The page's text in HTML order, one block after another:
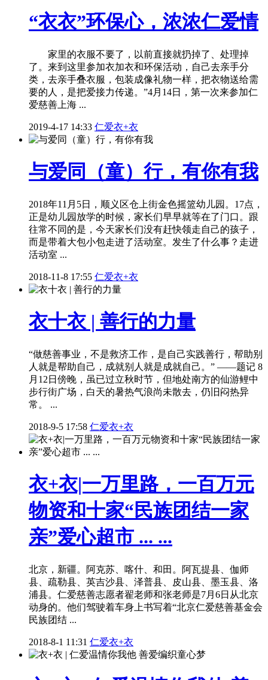
“衣衣”环保心，浓浓仁爱情
家里的衣服不要了，以前直接就扔掉了、处理掉
了。来到这里参加衣加衣和环保活动，自己去亲手分
类，去亲手叠衣服，包装成像礼物一样，把衣物送给需
要的人，是把爱接力传递。”4月14日，第一次来参加仁
爱慈善上海 ...
2019-4-17 14:33 仁爱衣+衣
与爱同（童）行，有你有我
2018年11月5日，顺义区仓上街金色摇篮幼儿园。17点，
正是幼儿园放学的时候，家长们早早就等在了门口。跟
往常不同的是，今天家长们没有赶快领走自己的孩子，
而是带着大包小包走进了活动室。发生了什么事？走进
活动室 ...
2018-11-8 17:55 仁爱衣+衣
衣十衣 | 善行的力量
“做慈善事业，不是救济工作，是自己实践善行，帮助别
人就是帮助自己，成就别人就是成就自己。” ——题记 8
月12日傍晚，虽已过立秋时节，但地处南方的仙游鲤中
步行街广场，白天的暑热气浪尚未散去，仍旧闷热异
常。 ...
2018-9-5 17:58 仁爱衣+衣
衣+衣|一万里路，一百万元
物资和十家“民族团结一家
亲”爱心超市 ... ...
北京，新疆。阿克苏、喀什、和田。阿瓦提县、伽师
县、疏勒县、英吉沙县、泽普县、皮山县、墨玉县、洛
浦县。仁爱慈善志愿者翟老师和张老师是7月6日从北京
动身的。他们驾驶着车身上书写着“北京仁爱慈善基金会
民族团结 ...
2018-8-1 11:31 仁爱衣+衣